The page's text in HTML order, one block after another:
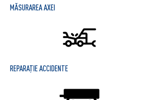
MĂSURAREA AXEI
REPARAȚIE ACCIDENTE